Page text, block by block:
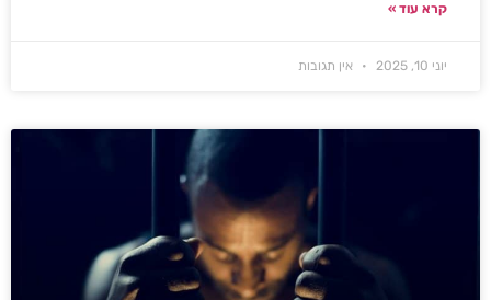
קרא עוד »
יוני 10, 2025 אין תגובות